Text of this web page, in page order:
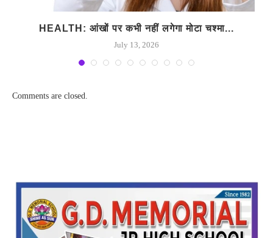
HEALTH: आंखों पर कभी नहीं लगेगा मोटा चश्मा...
July 13, 2026
Comments are closed.